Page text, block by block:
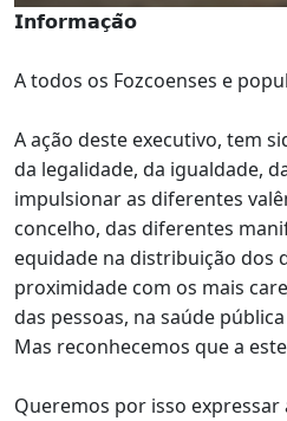
𝗜𝗻𝗳𝗼𝗿𝗺𝗮𝗰̧𝗮̃𝗼
A todos os Fozcoenses e
A ação deste executivo, tem
da legalidade, da igualdade,
impulsionar as diferentes
concelho, das diferentes
equidade na distribuição dos
proximidade com os mais
das pessoas, na saúde
Mas reconhecemos que a
Queremos por isso expressar